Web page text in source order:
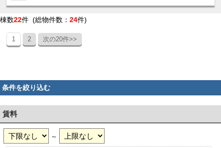
棟数22件 (総物件数： 24件)
1 2 次の20件>>
条件を絞り込む
賃料
～